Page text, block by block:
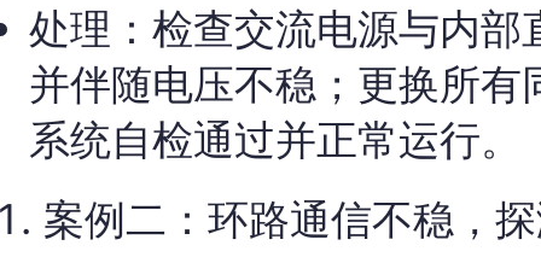
处理：检查交流电源与内
并伴随电压不稳；更换所
系统自检通过并正常运行。
案例二：环路通信不稳，